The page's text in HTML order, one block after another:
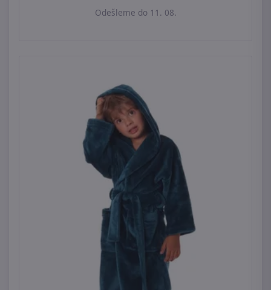
Odešleme do 11. 08.